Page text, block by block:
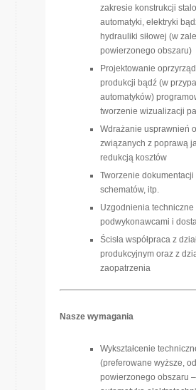
zakresie konstrukcji
automatyki, elektryki
hydrauliki siłowej (w
powierzonego obszaru)
Projektowanie
produkcji bądź (w
automatyków)
tworzenie wizualizacji
Wdrażanie usprawnień
związanych z poprawą
redukcją kosztów
Tworzenie
schematów, itp.
Uzgodnienia techniczne
podwykonawcami i
Ścisła współpraca z
produkcyjnym oraz z
zaopatrzenia
Nasze wymagania
Wykształcenie
(preferowane wyższe,
powierzonego obszaru